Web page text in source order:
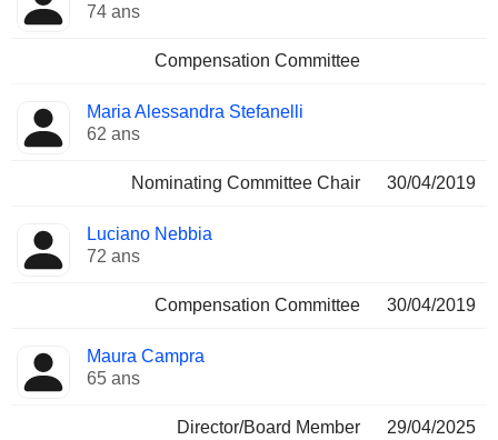
74 ans
Compensation Committee
Maria Alessandra Stefanelli
62 ans
Nominating Committee Chair 30/04/2019
Luciano Nebbia
72 ans
Compensation Committee 30/04/2019
Maura Campra
65 ans
Director/Board Member
29/04/2025